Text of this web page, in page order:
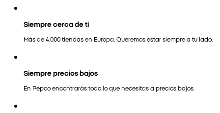
Siempre cerca de ti
Más de 4.000 tiendas en Europa. Queremos estar siempre a tu lado.
Siempre precios bajos
En Pepco encontrarás todo lo que necesitas a precios bajos.